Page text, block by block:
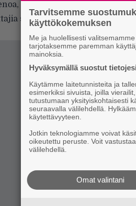
mutta nimekäs
syventää kappaleiden
Tarvitsemme
käyttökokemuksen
Me ja huolellisesti valitsemamme
tarjotaksemme paremman
mainoksia.
Hyväksymällä suostut
Käytämme laitetunnisteita ja
esimerkiksi sivuista, joilla
tutustumaan yksityiskohtaisesti
seuraavalla välilehdellä.
käytettävyyteen.
Jotkin teknologiamme voivat
oikeutettu peruste. Voit
välilehdellä.
Omat valintani